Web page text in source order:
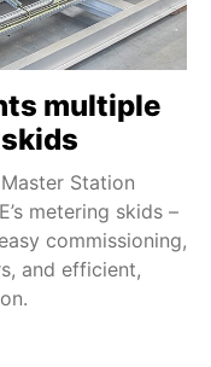
multiple
Station
metering skids –
commissioning,
and efficient,